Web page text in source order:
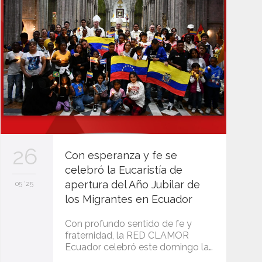
26
05 '25
Con esperanza y fe se
celebró la Eucaristía de
apertura del Año Jubilar de
los Migrantes en Ecuador
Con profundo sentido de fe y
fraternidad, la RED CLAMOR
Ecuador celebró este domingo la…